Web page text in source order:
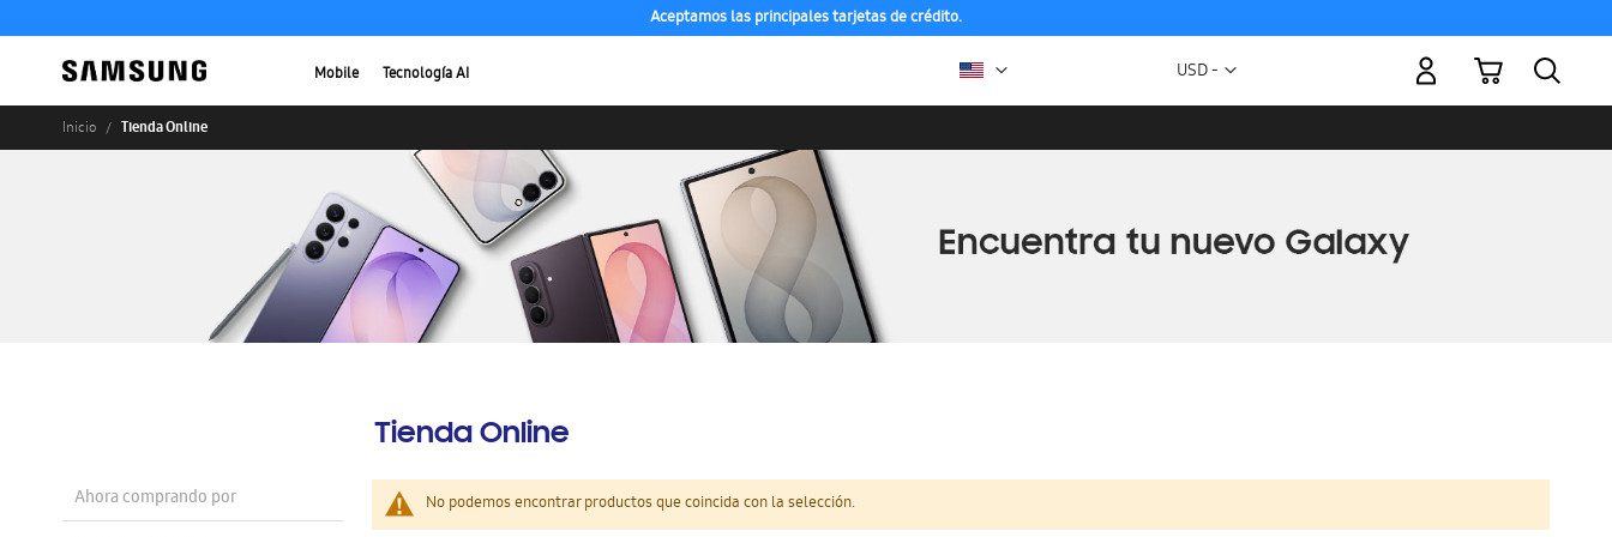
Aceptamos las principales tarjetas de crédito.
Mobile Tecnología AI Moneda
USD -
Mi carrito
Inicio Tienda Online
Tienda Online
No podemos encontrar productos que coincida con la selección.
Ahora comprando por